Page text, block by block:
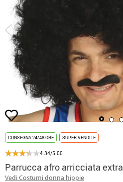
CONSEGNA 24/48 ORE SUPER VENDITE
4.34/5.00
Parrucca afro arricciata extra
Vedi Costumi donna hippie